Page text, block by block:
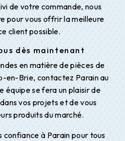
de votre commande, nous
pour vous offrir la meilleure
client possible.
dès maintenant
en matière de pièces de
en-Brie, contactez Parain au
équipe se fera un plaisir de
vos projets et de vous
produits du marché.
à Parain pour tous